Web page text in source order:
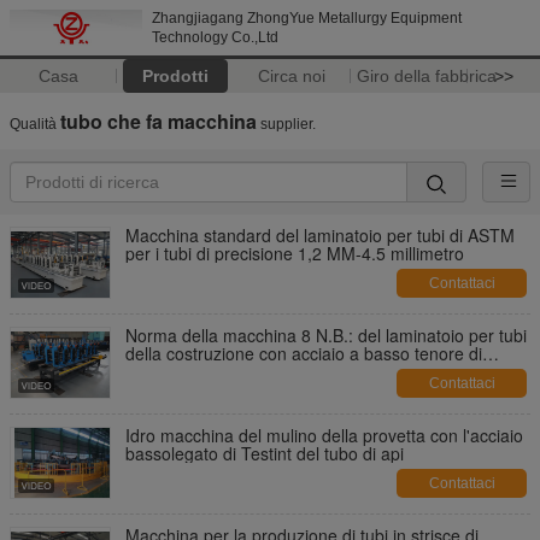
Zhangjiagang ZhongYue Metallurgy Equipment
Technology Co.,Ltd
Casa Prodotti Circa noi Giro della fabbrica>>
Qualità tubo che fa macchina supplier.
Macchina standard del laminatoio per tubi di ASTM
per i tubi di precisione 1,2 MM-4.5 millimetro
Contattaci
Norma della macchina 8 N.B.: del laminatoio per tubi
della costruzione con acciaio a basso tenore di
Contattaci
Idro macchina del mulino della provetta con l'acciaio
bassolegato di Testint del tubo di api
Contattaci
Macchina per la produzione di tubi in strisce di